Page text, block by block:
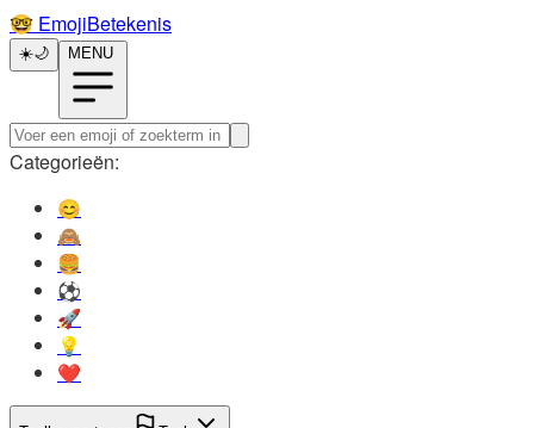
🤓️ EmojiBetekenis
☀️🌙 MENU
Categorieën:
😊️
🙈️
🍔️
⚽️
🚀️
💡️
❤️